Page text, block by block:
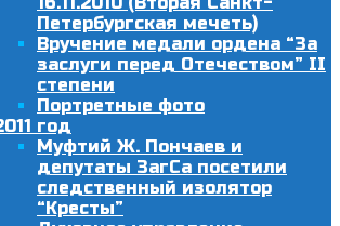
Петербургская мечеть)
Вручение медали ордена “За
заслуги перед Отечеством” II
степени
Портретные фото
год
Муфтий Ж. Пончаев и
депутаты ЗагСа посетили
следственный изолятор
“Кресты”